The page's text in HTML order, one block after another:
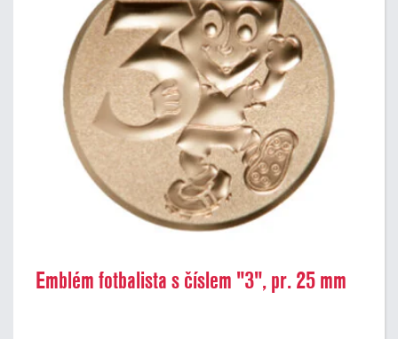
Emblém fotbalista s číslem "3", pr. 25 mm